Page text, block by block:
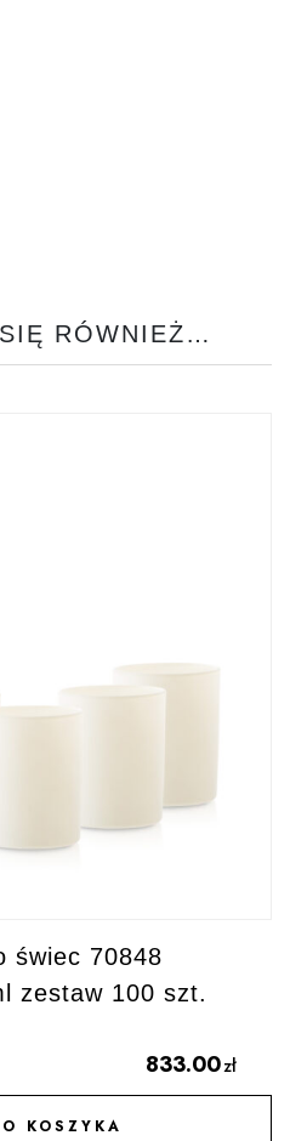
RÓWNIEŻ…
świec 70848
zestaw 100 szt.
833.00zł
KOSZYKA
ULUBIONYCH